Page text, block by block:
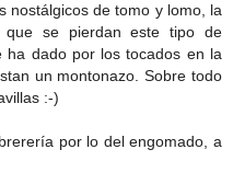
nostálgicos de tomo y lomo, la
se pierdan este tipo de
ha dado por los tocados en la
un montonazo. Sobre todo
:-)
por lo del engomado, a